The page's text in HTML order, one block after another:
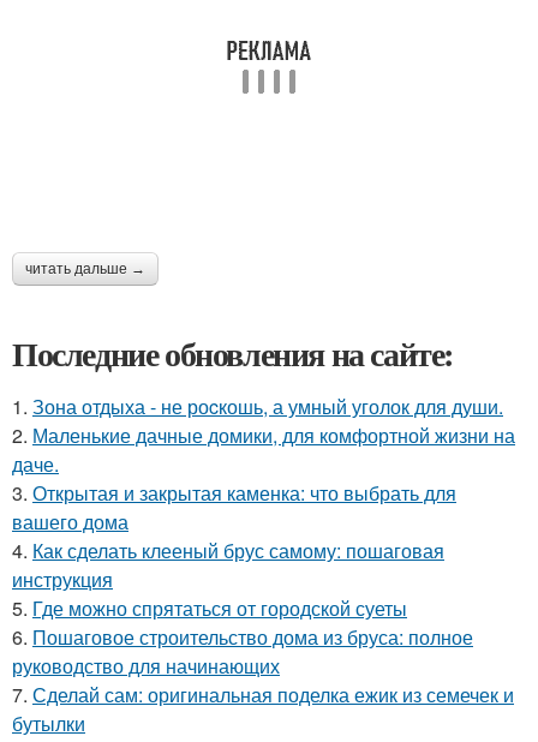
читать дальше →
Последние обновления на сайте:
1. Зона отдыха - не роcкошь, а умный уголок для души.
2. Маленькие дачные домики, для комфортной жизни на
даче.
3. Открытая и закрытая каменка: что выбрать для
вашего дома
4. Как сделать клееный брус самому: пошаговая
инструкция
5. Где можно спрятаться от городской суеты
6. Пошаговое строительство дома из бруса: полное
руководство для начинающих
7. Сделай сам: оригинальная поделка ежик из семечек и
бутылки